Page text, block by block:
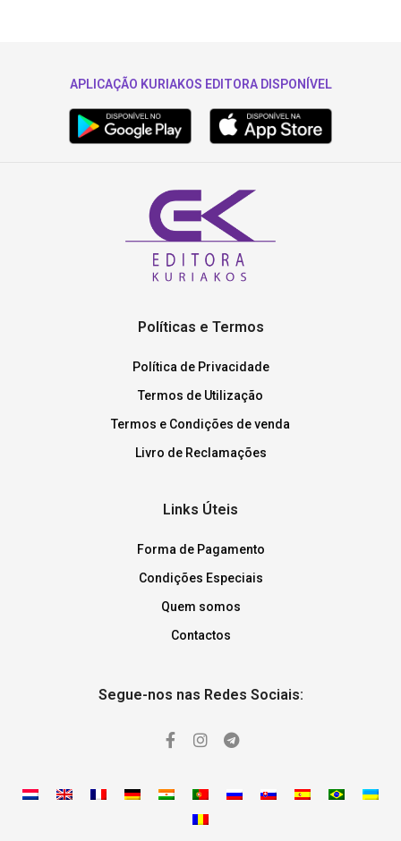
APLICAÇÃO KURIAKOS EDITORA DISPONÍVEL
Políticas e Termos
Política de Privacidade
Termos de Utilização
Termos e Condições de venda
Livro de Reclamações
Links Úteis
Forma de Pagamento
Condições Especiais
Quem somos
Contactos
Segue-nos nas Redes Sociais: